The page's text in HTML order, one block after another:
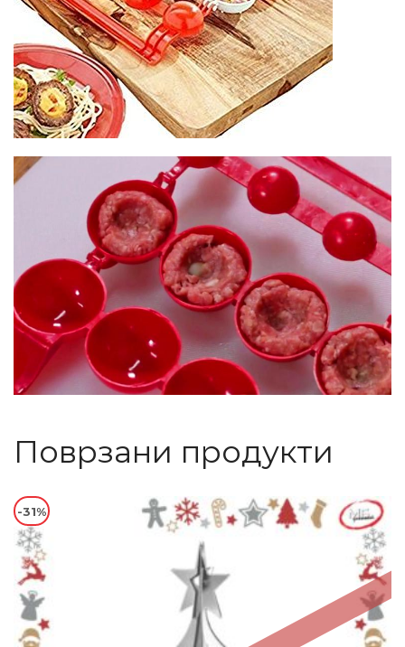
Поврзани продукти
-31%